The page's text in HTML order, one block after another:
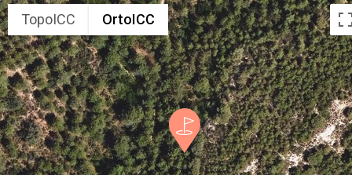
TopoICC OrtoICC